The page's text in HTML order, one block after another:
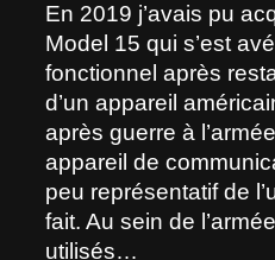
En 2019 j’avais pu
Model 15 qui s’est
fonctionnel après
d’un appareil
après guerre à
appareil de
peu représentatif de
fait. Au sein de
utilisés…